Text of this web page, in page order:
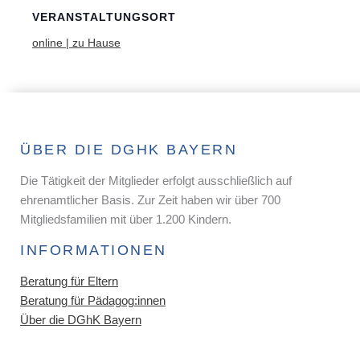
VERANSTALTUNGSORT
online | zu Hause
ÜBER DIE DGHK BAYERN
Die Tätigkeit der Mitglieder erfolgt ausschließlich auf
ehrenamtlicher Basis. Zur Zeit haben wir über 700
Mitgliedsfamilien mit über 1.200 Kindern.
INFORMATIONEN
Beratung für Eltern
Beratung für Pädagog:innen
Über die DGhK Bayern